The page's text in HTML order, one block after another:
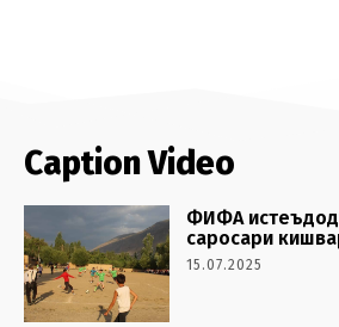
Caption Video
ФИФА
саросари
15.07.2025